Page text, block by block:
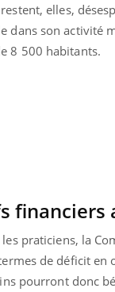
elles,
dans son activité
8 500 habitants.
financiers
praticiens, la
de déficit en
pourront donc
:
?